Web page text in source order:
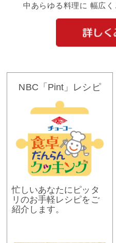
中あらゆる料理に 幅広く
NBC「Pint」レシピ
忙しいあなたにピッタ
リのお手軽レシピをご
紹介します。